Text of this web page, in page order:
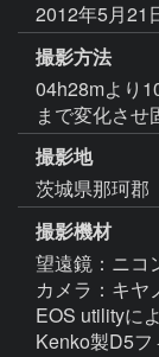
2012年5月21
撮影方法
04h28mより
まで変化させ
撮影地
茨城県那珂郡
撮影機材
望遠鏡：ニコ
カメラ：キヤ
EOS utilityに
Kenko製D5